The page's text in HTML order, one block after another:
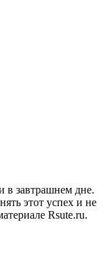
в завтрашнем дне.
этот успех и не
Rsute.ru.